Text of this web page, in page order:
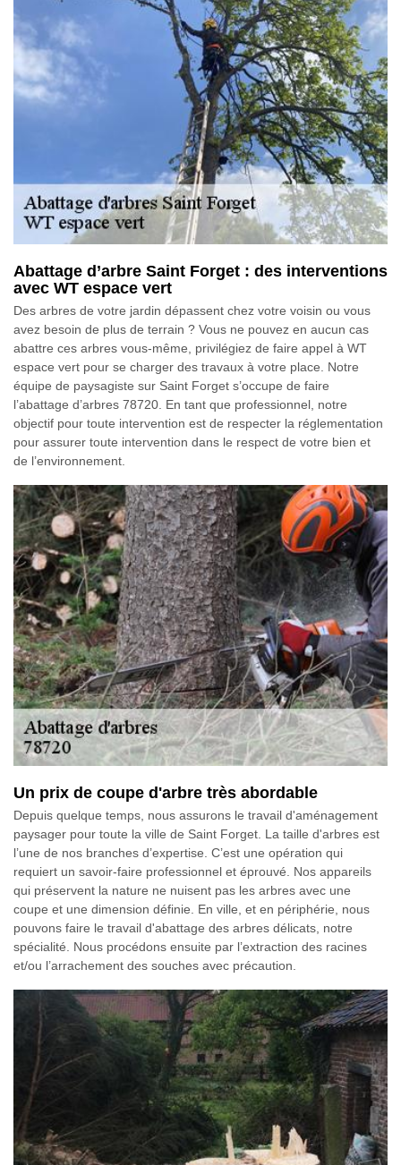
Abattage d’arbre Saint Forget : des interventions
avec WT espace vert
Des arbres de votre jardin dépassent chez votre voisin ou vous
avez besoin de plus de terrain ? Vous ne pouvez en aucun cas
abattre ces arbres vous-même, privilégiez de faire appel à WT
espace vert pour se charger des travaux à votre place. Notre
équipe de paysagiste sur Saint Forget s’occupe de faire
l’abattage d’arbres 78720. En tant que professionnel, notre
objectif pour toute intervention est de respecter la réglementation
pour assurer toute intervention dans le respect de votre bien et
de l’environnement.
Un prix de coupe d'arbre très abordable
Depuis quelque temps, nous assurons le travail d'aménagement
paysager pour toute la ville de Saint Forget. La taille d'arbres est
l’une de nos branches d’expertise. C’est une opération qui
requiert un savoir-faire professionnel et éprouvé. Nos appareils
qui préservent la nature ne nuisent pas les arbres avec une
coupe et une dimension définie. En ville, et en périphérie, nous
pouvons faire le travail d'abattage des arbres délicats, notre
spécialité. Nous procédons ensuite par l’extraction des racines
et/ou l’arrachement des souches avec précaution.